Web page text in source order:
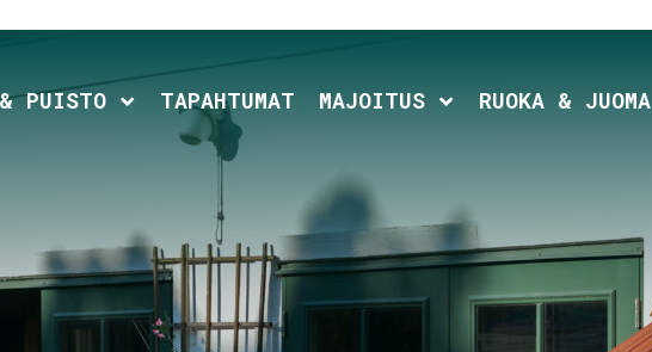
menu
PUISTO Expand child menu
TAPAHTUMAT MAJOITUS Expand child menu
RUOKA & JUOMA